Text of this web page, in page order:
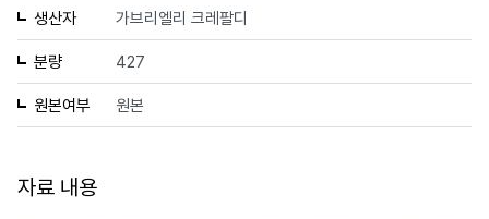
생산자 가브리엘리 크레팔디
분량 427
원본여부 원본
자료 내용